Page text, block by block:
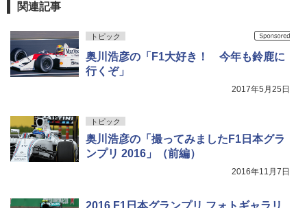
関連記事
トピック
奥川浩彦の「F1大好き！ 今年も鈴鹿に
行くぞ」
2017年5月25日
トピック
奥川浩彦の「撮ってみましたF1日本グラ
ンプリ 2016」（前編）
2016年11月7日